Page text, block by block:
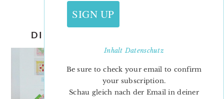
DIE ERSTEN STOFFE SIND DA!
SIGN UP
InhaltDatenschutz
Be sure to check your email to confirm
your subscription.
Schau gleich nach der Email in deiner